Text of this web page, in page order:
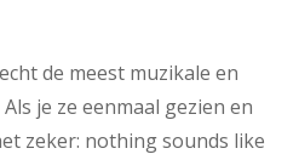
de meest muzikale en
je ze eenmaal gezien en
zeker: nothing sounds like